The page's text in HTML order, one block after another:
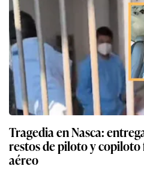
Tragedia en Nasca:
restos de piloto y copiloto
aéreo